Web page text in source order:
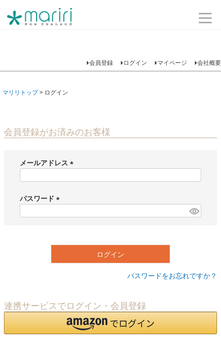
会員登録 ログイン マイページ 会社概要
マリリトップ ログイン
会員登録がお済みのお客様
メールアドレス
)
パスワード
ログイン
パスワードをお忘れですか？
連携サービスでログイン・会員登録